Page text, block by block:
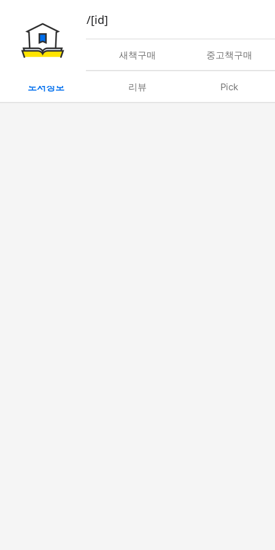
book/rent/[id]
대여 새책구매 중고책구매
도서정보 리뷰 Pick